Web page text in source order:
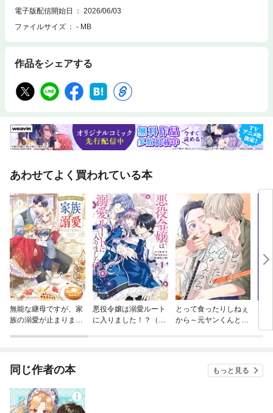
電子版配信開始日
2026/06/03
ファイルサイズ
- MB
作品をシェアする
あわせてよく買われている本
無能な継母ですが、家
族の溺愛が止まりませ
悪役令嬢は溺愛ルート
に入りました！？（コ
とって食ったりしねぇ
から～元ヤンくんとの
初
【
同じ作者の本 もっと見る